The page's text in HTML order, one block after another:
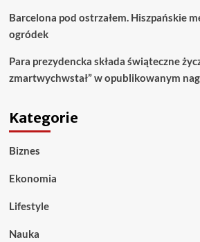
Barcelona pod ostrzałem. Hiszpańskie
ogródek
Para prezydencka składa świąteczne
zmartwychwstał” w opublikowanym
Kategorie
Biznes
Ekonomia
Lifestyle
Nauka